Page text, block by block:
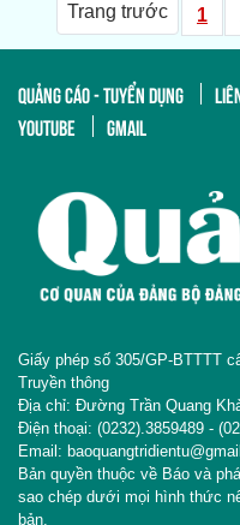
Trang trước 1
QUẢNG CÁO - TUYỂN DỤNG
YOUTUBE
GMAIL
Giấy phép số 305/GP-BTTTT
Truyền thông
Địa chỉ: Đường Trần Quang
Điện thoại: (0232).3859489 -
Email:
Bản quyền thuộc về Báo và
sao chép dưới mọi hình thức
bản.